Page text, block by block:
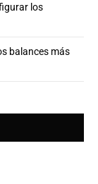
los
balances más